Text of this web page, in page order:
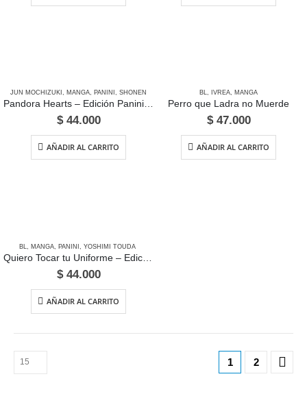
JUN MOCHIZUKI , MANGA, PANINI , SHONEN
Pandora Hearts – Edición Panini México
$44.000
AÑADIR AL CARRITO
BL, IVREA, MANGA
Perro que Ladra no Muerde
$47.000
AÑADIR AL CARRITO
BL MANGA PANINI YOSHIMI TOUDA
$44.000
AÑADIR AL CARRITO
1 2